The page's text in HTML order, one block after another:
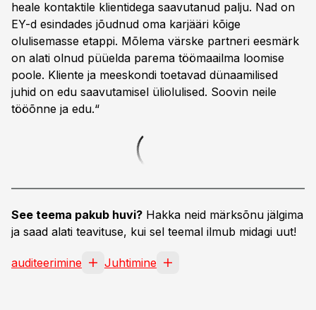
heale kontaktile klientidega saavutanud palju. Nad on
EY-d esindades jõudnud oma karjääri kõige
olulisemasse etappi. Mõlema värske partneri eesmärk
on alati olnud püüelda parema töömaailma loomise
poole. Kliente ja meeskondi toetavad dünaamilised
juhid on edu saavutamisel üliolulised. Soovin neile
tööõnne ja edu.“
See teema pakub huvi? Hakka neid märksõnu jälgima
ja saad alati teavituse, kui sel teemal ilmub midagi uut!
auditeerimine Juhtimine